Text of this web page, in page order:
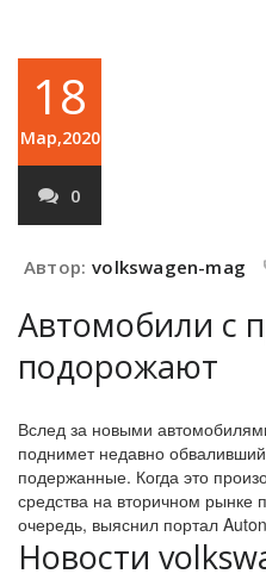
18
Мар,2020
0
Автор: volkswagen-mag
Автомобили с
подорожают
Вслед за новыми
поднимет недавно
подержанные. Когда это
средства на вторичном рынке
очередь, выяснил портал
Новости